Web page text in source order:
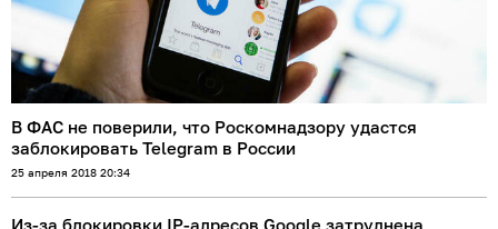
В ФАС не поверили, что Роскомнадзору удастся
заблокировать Telegram в России
25 апреля 2018 20:34
Из-за блокировки IP-адресов Google затруднена